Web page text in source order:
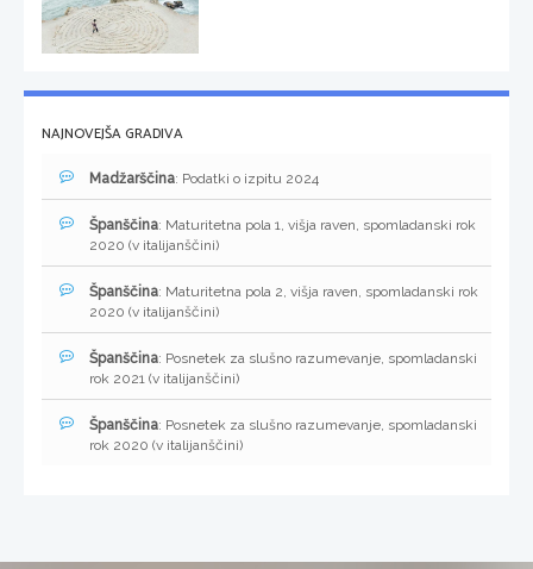
NAJNOVEJŠA GRADIVA
Madžarščina: Podatki o izpitu 2024
Španščina: Maturitetna pola 1, višja raven, spomladanski rok
2020 (v italijanščini)
Španščina: Maturitetna pola 2, višja raven, spomladanski rok
2020 (v italijanščini)
Španščina: Posnetek za slušno razumevanje, spomladanski
rok 2021 (v italijanščini)
Španščina: Posnetek za slušno razumevanje, spomladanski
rok 2020 (v italijanščini)